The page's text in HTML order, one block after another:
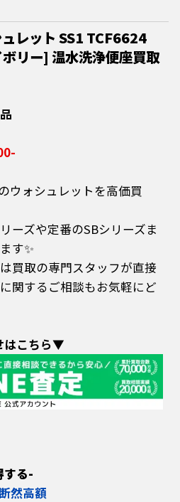
レット SS1 TCF6624
リー] 温水洗浄便座買取
ウォシュレットを高価買
ーズや定番のSBシリーズま
す✨
買取の専門スタッフが直接
関するご相談もお気軽にど
はこちら▼
する-
然高額